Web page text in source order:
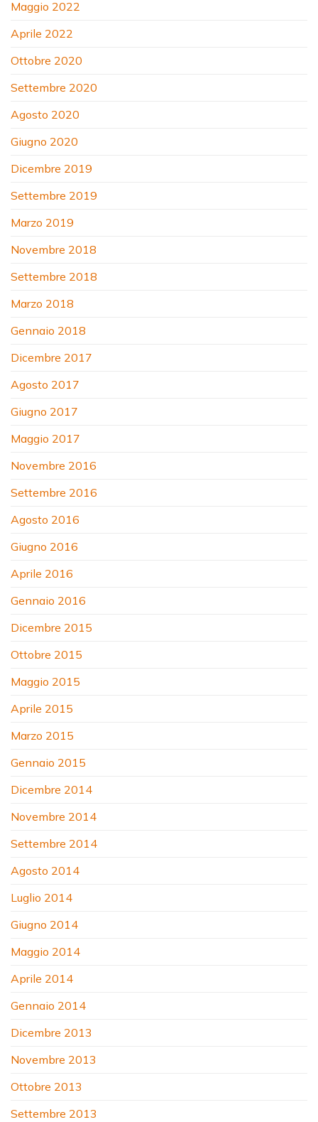
Maggio 2022
Aprile 2022
Ottobre 2020
Settembre 2020
Agosto 2020
Giugno 2020
Dicembre 2019
Settembre 2019
Marzo 2019
Novembre 2018
Settembre 2018
Marzo 2018
Gennaio 2018
Dicembre 2017
Agosto 2017
Giugno 2017
Maggio 2017
Novembre 2016
Settembre 2016
Agosto 2016
Giugno 2016
Aprile 2016
Gennaio 2016
Dicembre 2015
Ottobre 2015
Maggio 2015
Aprile 2015
Marzo 2015
Gennaio 2015
Dicembre 2014
Novembre 2014
Settembre 2014
Agosto 2014
Luglio 2014
Giugno 2014
Maggio 2014
Aprile 2014
Gennaio 2014
Dicembre 2013
Novembre 2013
Ottobre 2013
Settembre 2013